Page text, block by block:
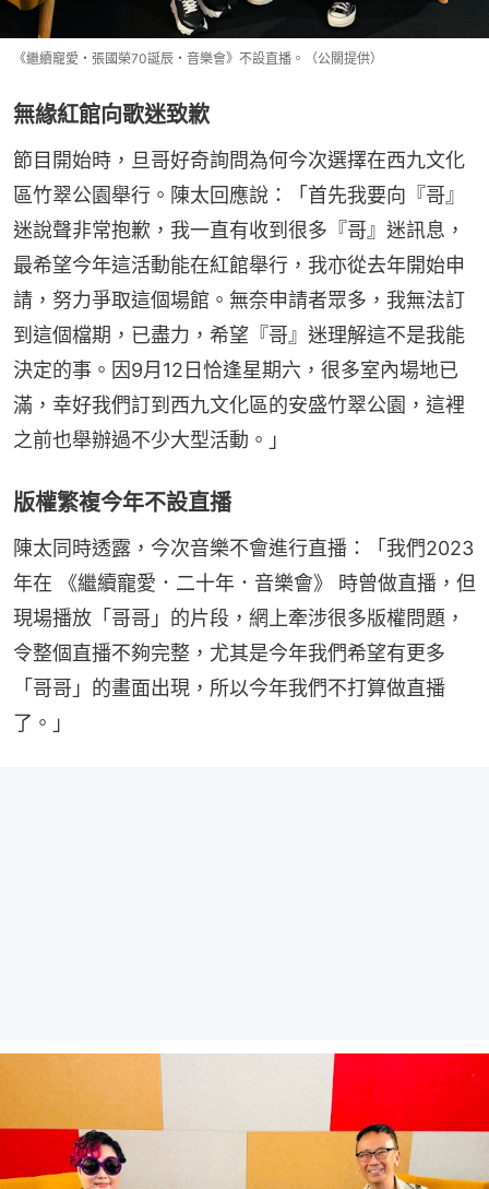
《繼續寵愛・張國榮70誕辰・音樂會》不設直播。（公關提供）
無緣紅館向歌迷致歉
節目開始時，旦哥好奇詢問為何今次選擇在西九文化
區竹翠公園舉行。陳太回應說：「首先我要向『哥』
迷說聲非常抱歉，我一直有收到很多『哥』迷訊息，
最希望今年這活動能在紅館舉行，我亦從去年開始申
請，努力爭取這個場館。無奈申請者眾多，我無法訂
到這個檔期，已盡力，希望『哥』迷理解這不是我能
決定的事。因9月12日恰逢星期六，很多室內場地已
滿，幸好我們訂到西九文化區的安盛竹翠公園，這裡
之前也舉辦過不少大型活動。」
版權繁複今年不設直播
陳太同時透露，今次音樂不會進行直播：「我們2023
年在 《繼續寵愛．二十年．音樂會》 時曾做直播，但
現場播放「哥哥」的片段，網上牽涉很多版權問題，
令整個直播不夠完整，尤其是今年我們希望有更多
「哥哥」的畫面出現，所以今年我們不打算做直播
了。」